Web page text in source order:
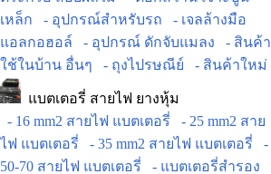
เหล็ก
- อุปกรณ์สำหรับรถ
- เจลล้างมือ
แอลกอฮอล์
- อุปกรณ์ ดักจับแมลง
- สินค้า
ใช้ในบ้าน อื่นๆ
- ถุงไปรษณีย์ - สินค้าใหม่
แบตเตอรี่ สายไฟ ยางหุ้ม
- 16 mm2 สายไฟ แบตเตอรี่
- 25 mm2 สาย
ไฟ แบตเตอรี่
- 35 mm2 สายไฟ แบตเตอรี่
-
50-70 สายไฟ แบตเตอรี่
- แบตเตอรี่สำรอง